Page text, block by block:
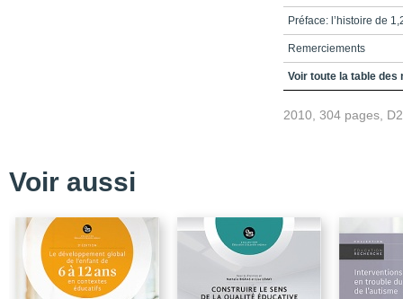
Préface: l’histoire de
Remerciements
Table des matières
Partie 2 - Ce que l’on
Chapitre 3 - 1,2,3 GO
rapport de
(décembre 1999)
Voir toute la table des
2010, 304 pages,
Voir aussi